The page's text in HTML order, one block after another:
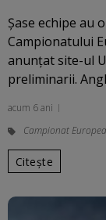
Şase echipe au
Campionatului
anunţat site-ul
preliminarii.
acum 6 ani
Campionat
Citește